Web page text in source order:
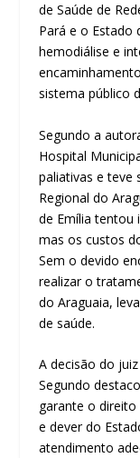
de Saúde de
Pará e o Estado
hemodiálise e
sistema público
Segundo a
Hospital
paliativas e teve
Regional do
de Emília tentou
mas os custos
Sem o devido
realizar o
do Araguaia,
de saúde.
A decisão do
Segundo
garante o
e dever do
atendimento